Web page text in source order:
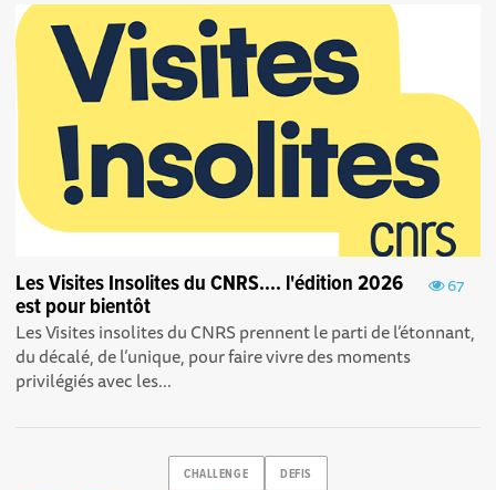
67
Les Visites Insolites du CNRS.... l'édition 2026
est pour bientôt
Les Visites insolites du CNRS prennent le parti de l’étonnant,
du décalé, de l’unique, pour faire vivre des moments
privilégiés avec les...
CHALLENGE DEFIS